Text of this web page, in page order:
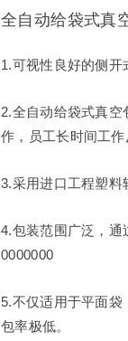
全自动给袋式真
1.可视性良好的侧开
2.全自动给袋式真
作，员工长时间工
3.采用进口工程塑料
4.包装范围广泛，通
0000000
5.不仅适用于平面
包率极低。